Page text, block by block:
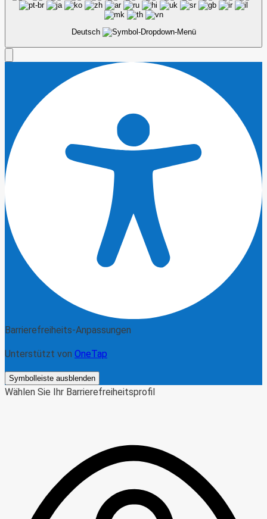
Deutsch
Barrierefreiheits-Anpassungen
Unterstützt von OneTap
Symbolleiste ausblenden
Wählen Sie Ihr Barrierefreiheitsprofil